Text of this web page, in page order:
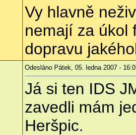
Vy hlavně
nemají za úkol
dopravu
Odesláno Pátek, 05. ledna 2007 -
Já si ten IDS
zavedli mám
Heršpic.